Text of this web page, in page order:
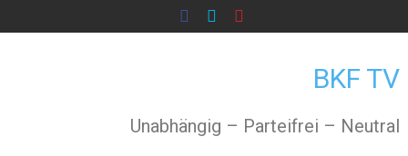
to
BKF TV
Unabhängig – Parteifrei – Neutral